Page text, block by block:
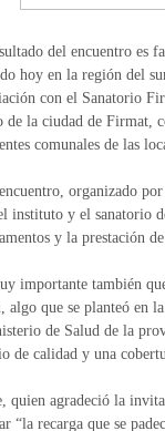
del encuentro es
hoy en la región del
con el Sanatorio
de la ciudad de Firmat,
comunales de las
organizado
instituto y el sanatorio
y la prestación
importante también
algo que se planteó en
de Salud de la
de calidad y una
quien agradeció la
“la recarga que se